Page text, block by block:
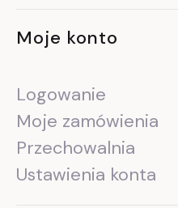
Moje konto
Logowanie
Moje zamówienia
Przechowalnia
Ustawienia konta